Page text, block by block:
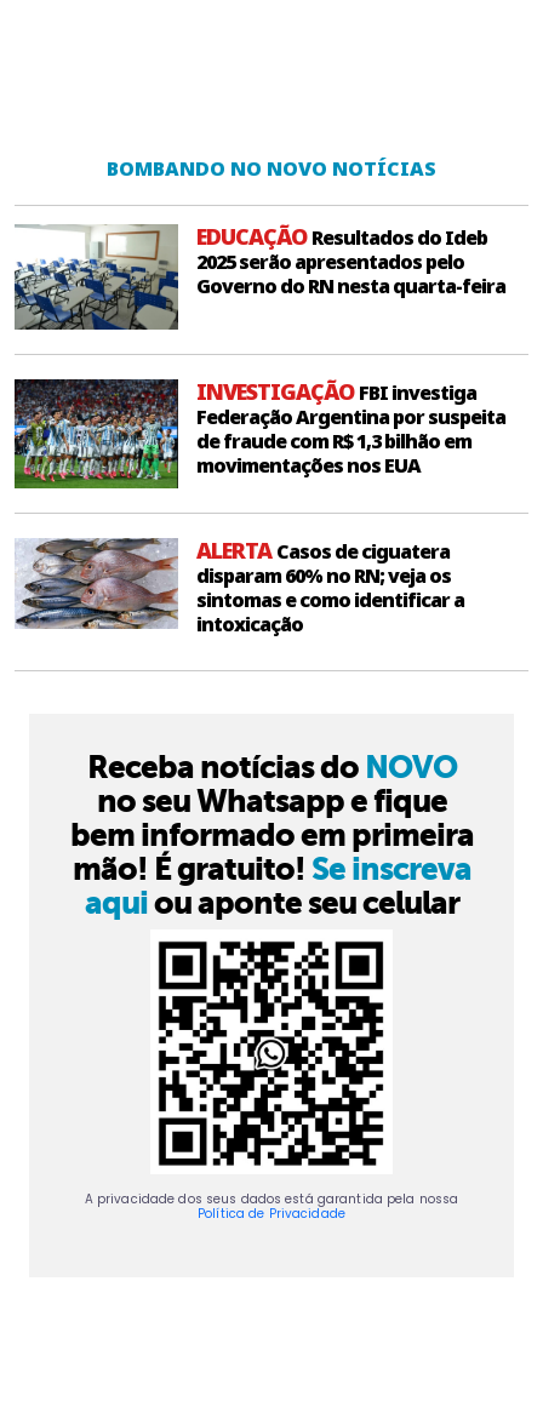
BOMBANDO NO NOVO NOTÍCIAS
EDUCAÇÃOResultados do Ideb
2025 serão apresentados pelo
Governo do RN nesta quarta-feira
INVESTIGAÇÃOFBI investiga
Federação Argentina por suspeita
de fraude com R$ 1,3 bilhão em
movimentações nos EUA
ALERTACasos de ciguatera
disparam 60% no RN; veja os
sintomas e como identificar a
intoxicação
Receba notícias do NOVO
no seu Whatsapp e fique
bem informado em primeira
mão! É gratuito! Se inscreva
aquiou aponte seu celular
A privacidade dos seus dados está garantida pela nossa
Política de Privacidade